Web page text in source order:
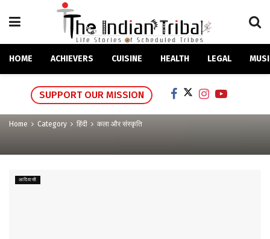
HOME ACHIEVERS CUISINE HEALTH LEGAL
SUPPORT OUR MISSION
Home Category हिंदी कला और संस्कृति
आदिवासी